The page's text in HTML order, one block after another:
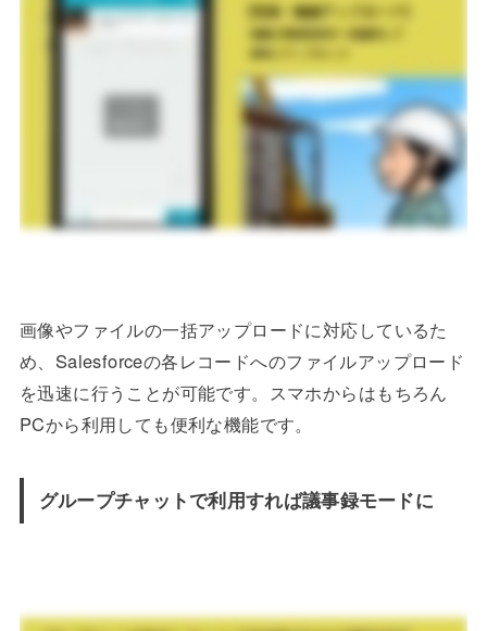
画像やファイルの一括アップロードに対応しているた
め、Salesforceの各レコードへのファイルアップロード
を迅速に行うことが可能です。スマホからはもちろん
PCから利用しても便利な機能です。
グループチャットで利用すれば議事録モードに